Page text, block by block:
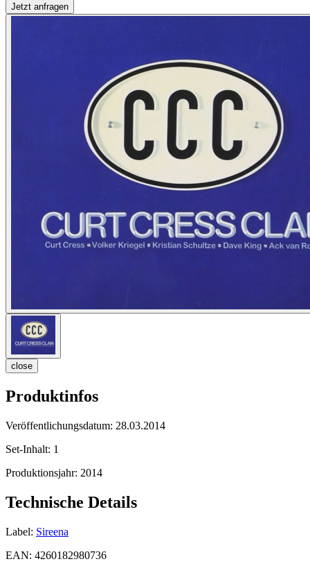
close
Produktinfos
Veröffentlichungsdatum: 28.03.2014
Set-Inhalt: 1
Produktionsjahr: 2014
Technische Details
Label: Sireena
EAN: 4260182980736